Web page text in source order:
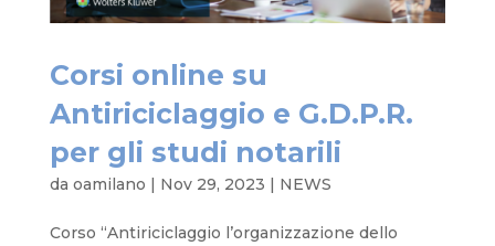
Corsi online su
Antiriciclaggio e G.D.P.R.
per gli studi notarili
da oamilano | Nov 29, 2023 | NEWS
Corso “Antiriciclaggio l’organizzazione dello